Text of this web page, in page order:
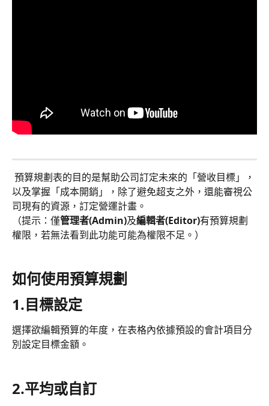
以及掌握「成本開銷」，除了避免超支之外，還能審視公
司現有的資源，訂定營運計畫。
（提示：僅管理者(Admin)及編輯者(Editor)有預算規劃
權限，若無法看到此功能可能為權限不足。）
如何使用預算規劃
1.目標設定
選擇欲編輯預算的年度，在表格內依據預設的會計項目分
別設定目標金額。
2.平均或自訂